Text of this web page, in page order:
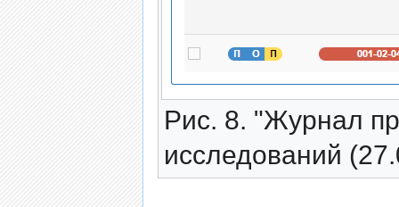
Рис. 8. "Журнал
исследований